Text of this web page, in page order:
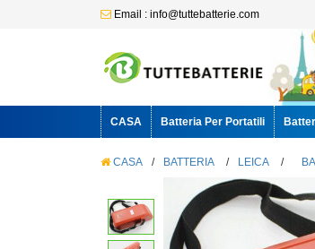
Email : info@tuttebatterie.com
CASA Batteria Per Portatili
CASA / BATTERIA / LEICA /